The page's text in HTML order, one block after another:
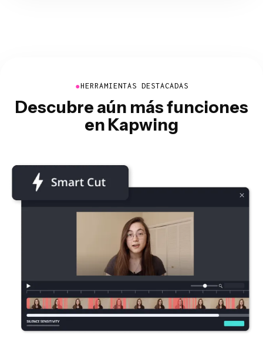
●HERRAMIENTAS DESTACADAS
Descubre aún más funciones
en Kapwing